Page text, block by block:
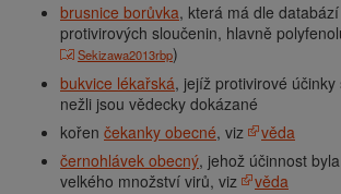
brusnice borůvka, která má dle
protivirových sloučenin, hlavně
Sekizawa2013rbp)
bukvice lékařská, jejíž protivirové
nežli jsou vědecky dokázané
kořen čekanky obecné, viz
věda
černohlávek obecný, jehož účinnost
velkého množství virů, viz
věda